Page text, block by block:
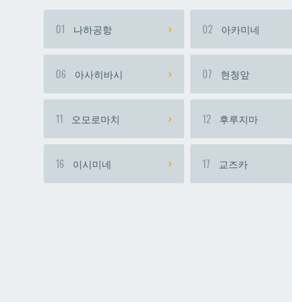
01 나하공항 02 아카미네
06 아사히바시 07 현청앞
11 오모로마치 12 후루지마
16 이시미네 17 교즈카